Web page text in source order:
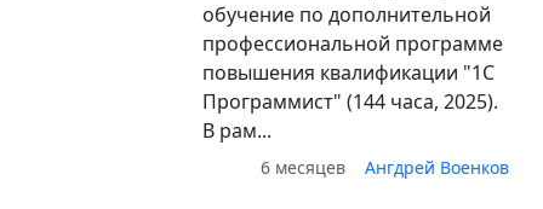
обучение по дополнительной
профессиональной программе
повышения квалификации "1С
Программист" (144 часа, 2025).
В рам...
6 месяцев Ангдрей Военков